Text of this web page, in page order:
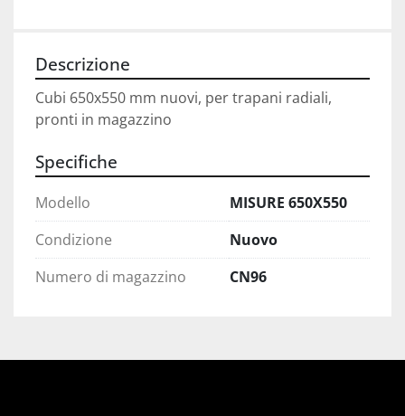
Descrizione
Cubi 650x550 mm nuovi, per trapani radiali,
pronti in magazzino
Specifiche
Modello
MISURE 650X550
Condizione
Nuovo
Numero di magazzino
CN96